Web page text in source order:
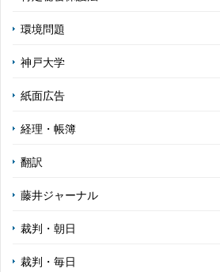
環境問題
神戸大学
紙面広告
経理・帳簿
翻訳
藤井ジャーナル
裁判・朝日
裁判・毎日